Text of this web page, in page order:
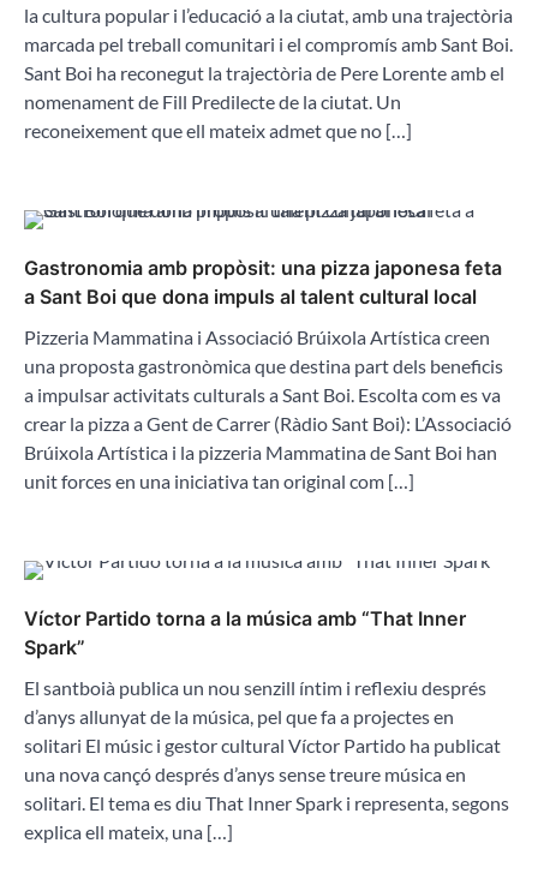
la cultura popular i l’educació a la ciutat, amb una trajectòria
marcada pel treball comunitari i el compromís amb Sant Boi.
Sant Boi ha reconegut la trajectòria de Pere Lorente amb el
nomenament de Fill Predilecte de la ciutat. Un
reconeixement que ell mateix admet que no […]
Gastronomia amb propòsit: una pizza japonesa feta
a Sant Boi que dona impuls al talent cultural local
Pizzeria Mammatina i Associació Brúixola Artística creen
una proposta gastronòmica que destina part dels beneficis
a impulsar activitats culturals a Sant Boi. Escolta com es va
crear la pizza a Gent de Carrer (Ràdio Sant Boi): L’Associació
Brúixola Artística i la pizzeria Mammatina de Sant Boi han
unit forces en una iniciativa tan original com […]
Víctor Partido torna a la música amb “That Inner
Spark”
El santboià publica un nou senzill íntim i reflexiu després
d’anys allunyat de la música, pel que fa a projectes en
solitari El músic i gestor cultural Víctor Partido ha publicat
una nova cançó després d’anys sense treure música en
solitari. El tema es diu That Inner Spark i representa, segons
explica ell mateix, una […]